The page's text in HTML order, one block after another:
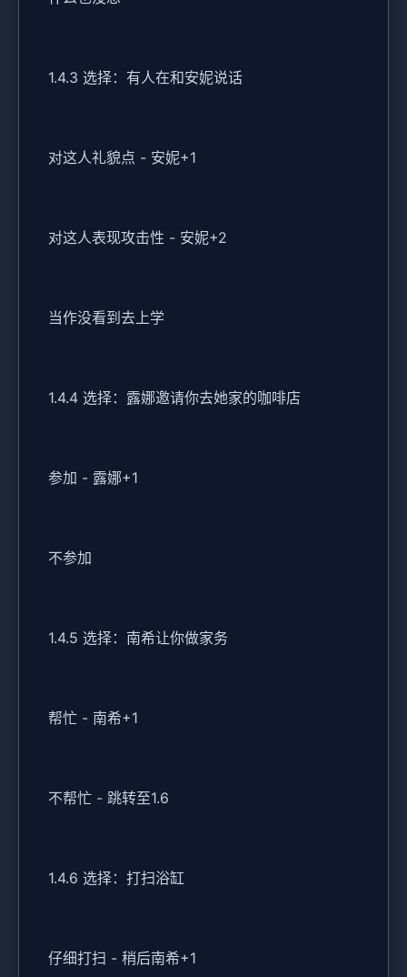
1.4.3 选择：有人在和安妮说话
对这人礼貌点 - 安妮+1
对这人表现攻击性 - 安妮+2
当作没看到去上学
1.4.4 选择：露娜邀请你去她家的咖啡店
参加 - 露娜+1
不参加
1.4.5 选择：南希让你做家务
帮忙 - 南希+1
不帮忙 - 跳转至1.6
1.4.6 选择：打扫浴缸
仔细打扫 - 稍后南希+1